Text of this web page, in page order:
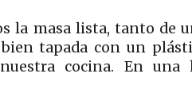
la masa lista, tanto de
bien tapada con un
cocina. En una